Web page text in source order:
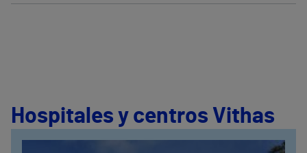
Hospitales y centros Vithas